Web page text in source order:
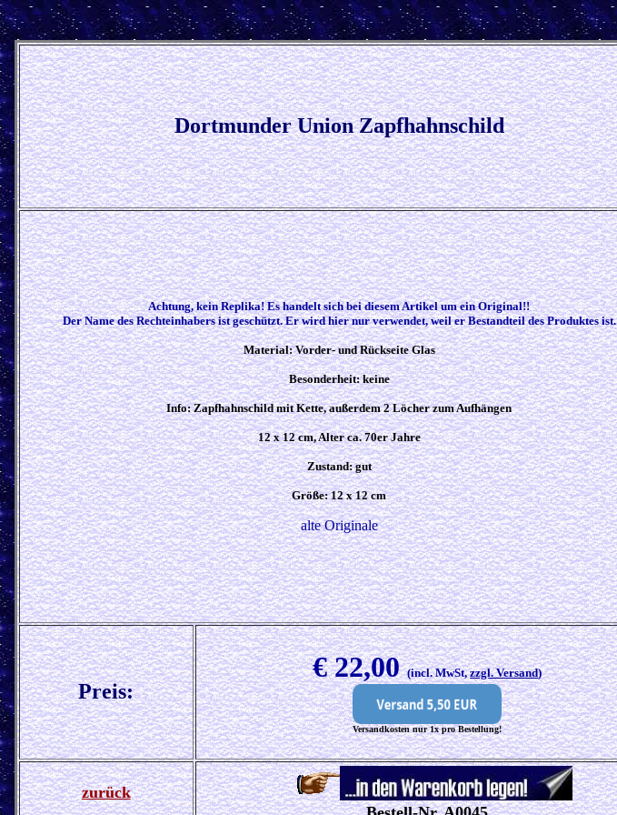
Dortmunder Union Zapfhahnschild
Achtung, kein Replika! Es handelt sich bei diesem Artikel um ein Original!!
Der Name des Rechteinhabers ist geschützt. Er wird hier nur verwendet, weil er Bestandteil des Produktes ist.
Material: Vorder- und Rückseite Glas
Besonderheit: keine
Info: Zapfhahnschild mit Kette, außerdem 2 Löcher zum Aufhängen
12 x 12 cm, Alter ca. 70er Jahre
Zustand: gut
Größe:12 x 12cm
alte Originale
Preis:
€ 22,00(incl. MwSt,zzgl. Versand)
Versandkosten nur 1x pro Bestellung!
zurück